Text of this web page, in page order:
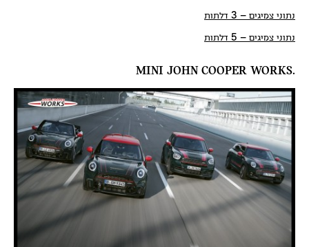
נתוני צמיגים – 3 דלתות
נתוני צמיגים – 5 דלתות
.MINI JOHN COOPER WORKS